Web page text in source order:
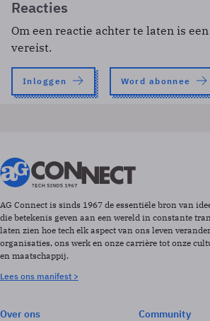
Reacties
Om een reactie achter te laten is
vereist.
Inloggen Word abonnee
AG Connect is sinds 1967 de essentiële bron van
die betekenis geven aan een wereld in constante
laten zien hoe tech elk aspect van ons leven
organisaties, ons werk en onze carrière tot onze
en maatschappij.
Lees ons manifest >
Over ons
Community